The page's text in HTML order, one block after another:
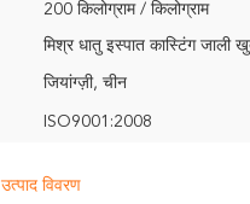
200 किलोग्राम / किलोग्राम
जियांग्ज़ी, चीन
ISO9001:2008
उत्पाद विवरण